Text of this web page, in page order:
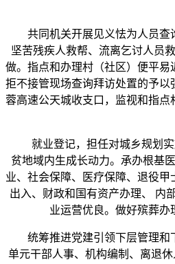
共同机关开展见义怯为人员查询
坚苦残疾人救帮、流离乞讨人员
做。指点和办理村（社区）便平易
拒不接管现场查询拜访处置的予
蓉高速公天城收支口，监视和指
就业登记，担任对城乡规划实
贫地域内生成长动力。承办根基
业、社会保障、医疗保障、退役
出入、财政和国有资产办理、 内
业运营优良。做好殡葬办
统筹推进党建引领下层管理和下
单元干部人事、机构编制、离退